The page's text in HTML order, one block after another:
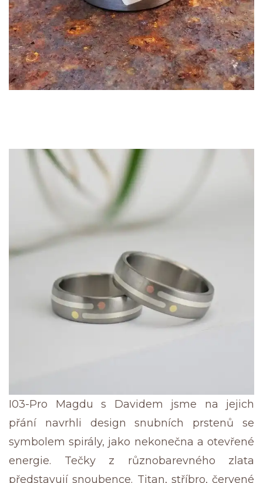
I03-Pro Magdu s Davidem jsme na jejich
přání navrhli design snubních prstenů se
symbolem spirály, jako nekonečna a otevřené
energie. Tečky z různobarevného zlata
představují snoubence. Titan, stříbro, červené